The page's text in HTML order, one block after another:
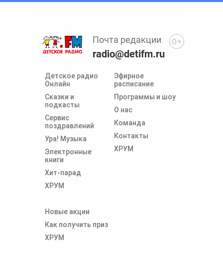
Детское радио
Онлайн
Сказки и
подкасты
Сервис
поздравлений
Ура! Музыка
Электронные
книги
Хит-парад
ХРУМ
Эфирное
расписание
Программы и шоу
О нас
Команда
Контакты
ХРУМ
Новые акции
Как получить приз
ХРУМ
Почта редакции
radio@detifm.ru
0+